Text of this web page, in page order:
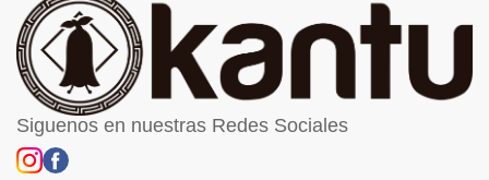
Siguenos en nuestras Redes Sociales